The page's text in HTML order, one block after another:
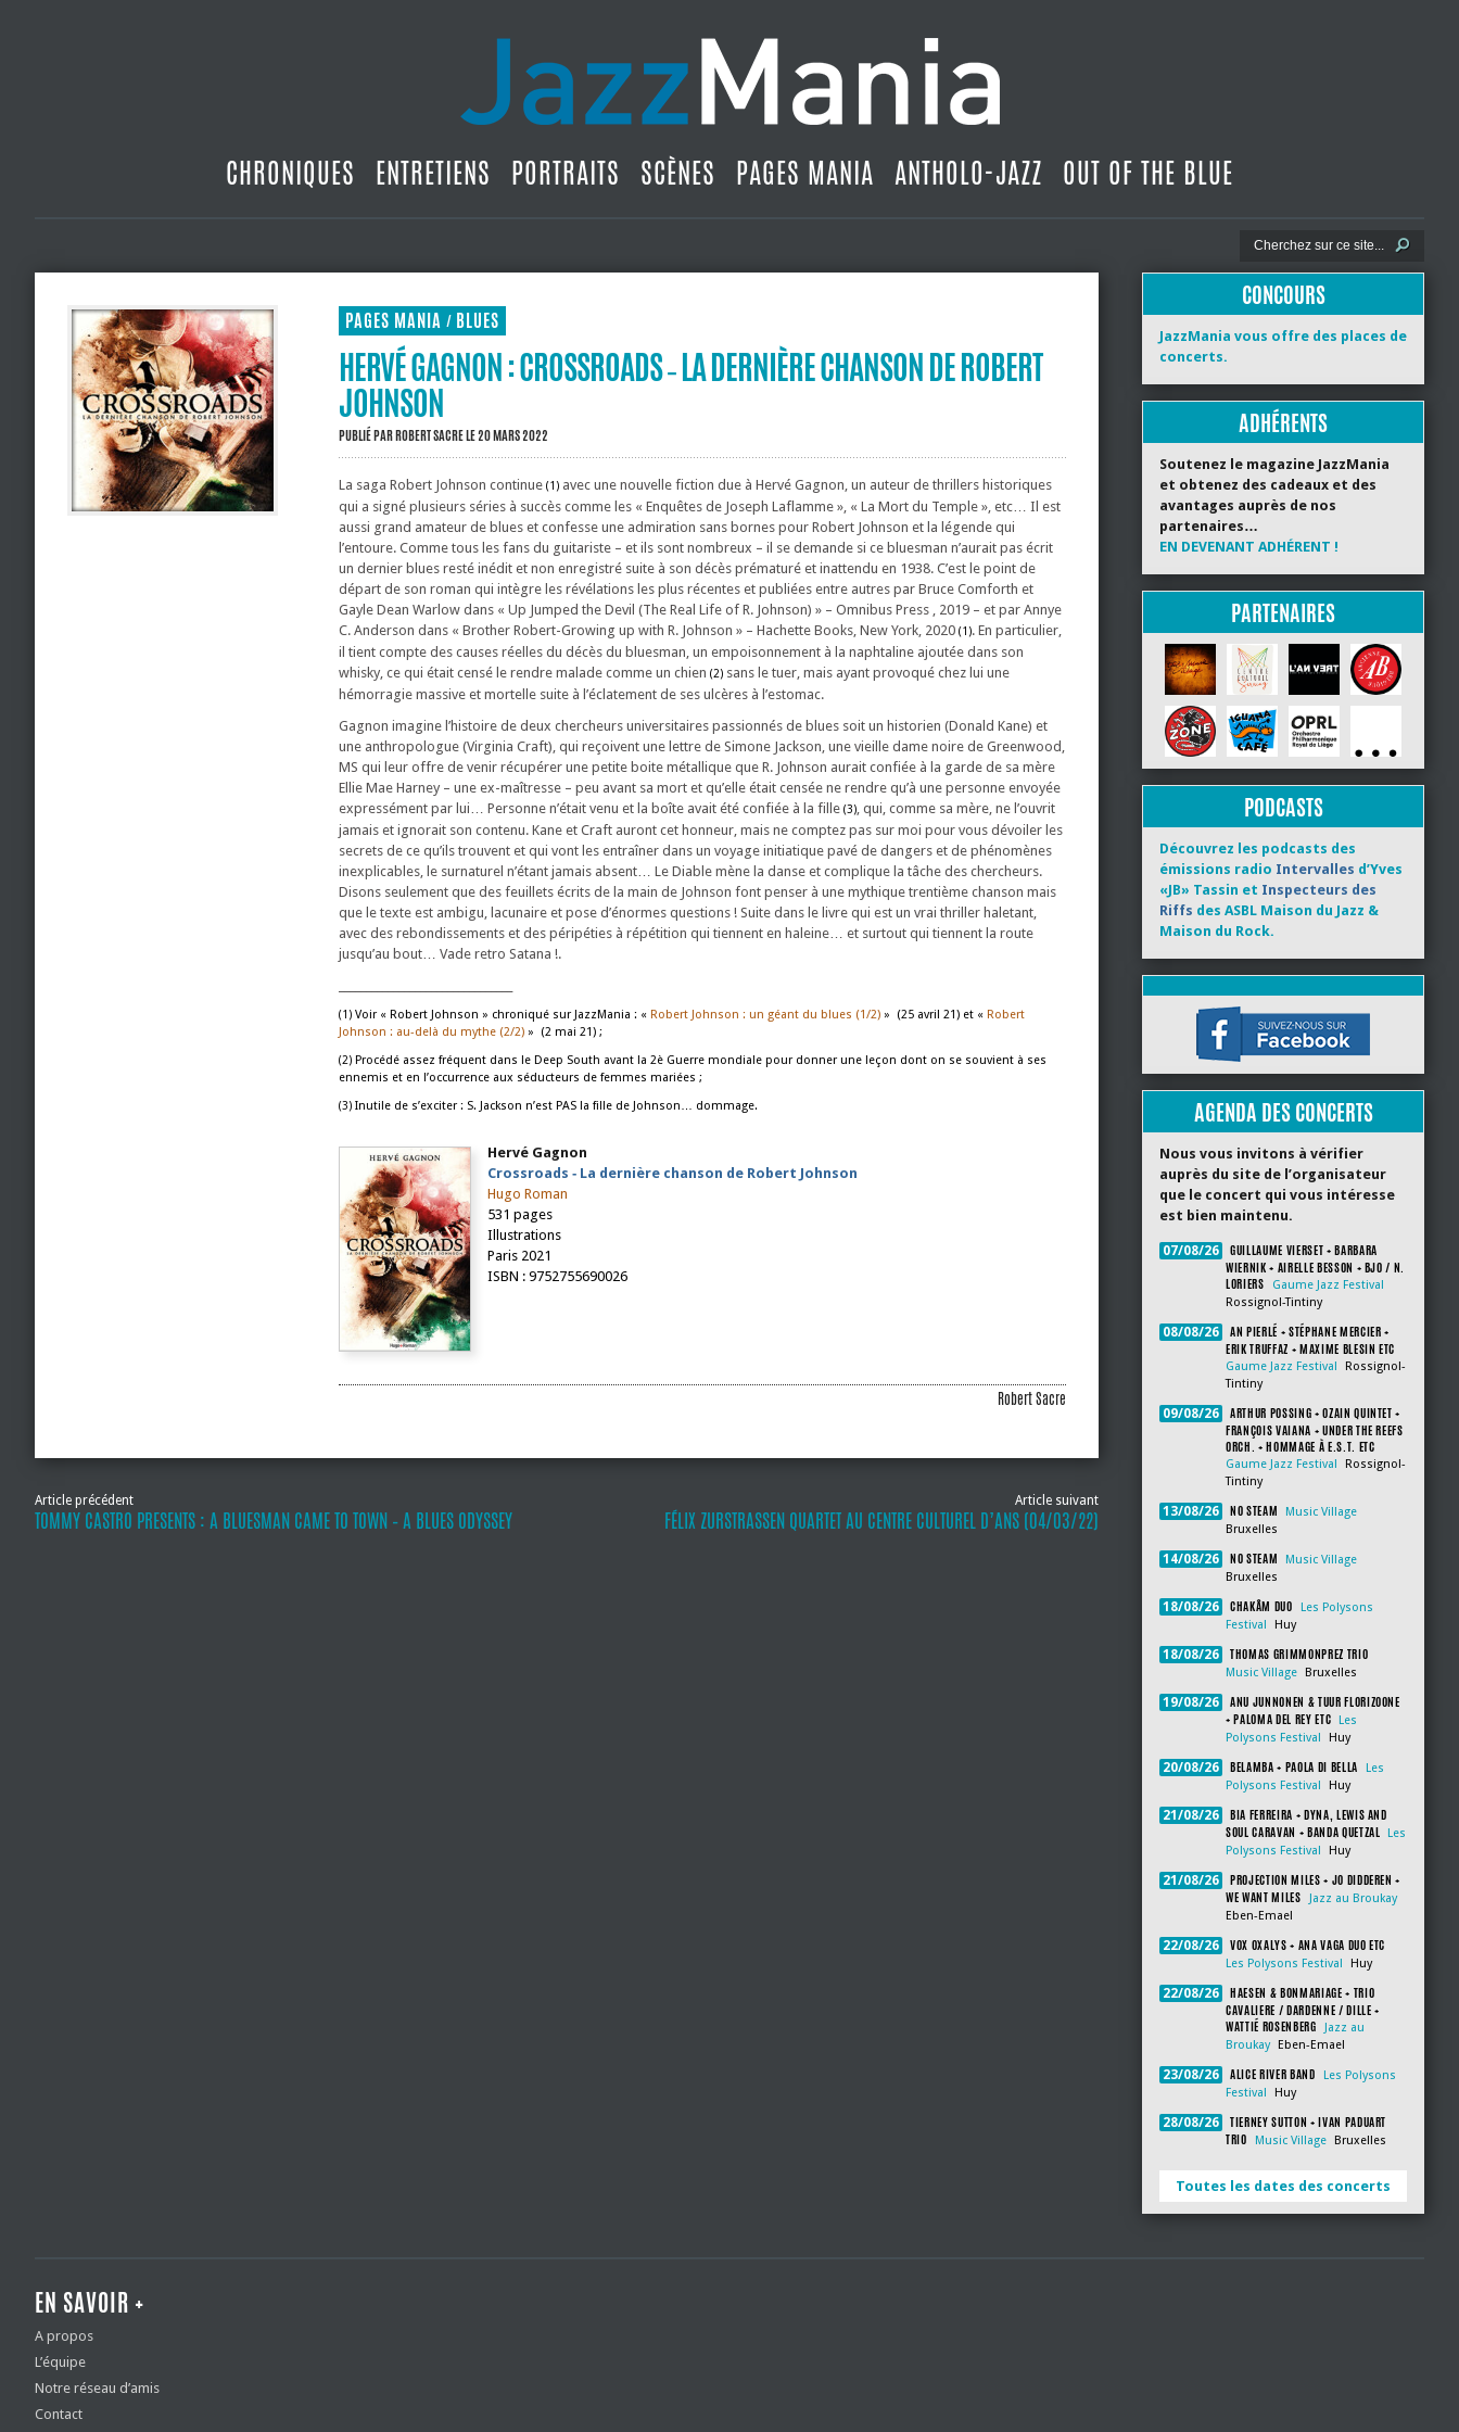
CHRONIQUES ENTRETIENS PORTRAITS SCÈNES PAGES MANIA ANTHOLO-JAZZ OUT OF THE BLUE
PAGES MANIA / BLUES
HERVÉ GAGNON : CROSSROADS ‐ LA DERNIÈRE CHANSON DE ROBERT
JOHNSON
PUBLIÉ PARROBERT SACRELE 20 MARS 2022
La saga Robert Johnson continue (1) avec une nouvelle fiction due à Hervé Gagnon, un auteur de thrillers historiques
qui a signé plusieurs séries à succès comme les « Enquêtes de Joseph Laflamme », « La Mort du Temple », etc… Il est
aussi grand amateur de blues et confesse une admiration sans bornes pour Robert Johnson et la légende qui
l’entoure. Comme tous les fans du guitariste – et ils sont nombreux – il se demande si ce bluesman n’aurait pas écrit
un dernier blues resté inédit et non enregistré suite à son décès prématuré et inattendu en 1938. C’est le point de
départ de son roman qui intègre les révélations les plus récentes et publiées entre autres par Bruce Comforth et
Gayle Dean Warlow dans « Up Jumped the Devil (The Real Life of R. Johnson) » – Omnibus Press , 2019 – et par Annye
C. Anderson dans « Brother Robert-Growing up with R. Johnson » – Hachette Books, New York, 2020 (1). En particulier,
il tient compte des causes réelles du décès du bluesman, un empoisonnement à la naphtaline ajoutée dans son
whisky, ce qui était censé le rendre malade comme un chien (2) sans le tuer, mais ayant provoqué chez lui une
hémorragie massive et mortelle suite à l’éclatement de ses ulcères à l’estomac.
Gagnon imagine l’histoire de deux chercheurs universitaires passionnés de blues soit un historien (Donald Kane) et
une anthropologue (Virginia Craft), qui reçoivent une lettre de Simone Jackson, une vieille dame noire de Greenwood,
MS qui leur offre de venir récupérer une petite boite métallique que R. Johnson aurait confiée à la garde de sa mère
Ellie Mae Harney – une ex-maîtresse – peu avant sa mort et qu’elle était censée ne rendre qu’à une personne envoyée
expressément par lui… Personne n’était venu et la boîte avait été confiée à la fille (3), qui, comme sa mère, ne l’ouvrit
jamais et ignorait son contenu. Kane et Craft auront cet honneur, mais ne comptez pas sur moi pour vous dévoiler les
secrets de ce qu’ils trouvent et qui vont les entraîner dans un voyage initiatique pavé de dangers et de phénomènes
inexplicables, le surnaturel n’étant jamais absent… Le Diable mène la danse et complique la tâche des chercheurs.
Disons seulement que des feuillets écrits de la main de Johnson font penser à une mythique trentième chanson mais
que le texte est ambigu, lacunaire et pose d’énormes questions ! Suite dans le livre qui est un vrai thriller haletant,
avec des rebondissements et des péripéties à répétition qui tiennent en haleine… et surtout qui tiennent la route
jusqu’au bout… Vade retro Satana !.
(1) Voir « Robert Johnson » chroniqué sur JazzMania : « Robert Johnson : un géant du blues (1/2) » (25 avril 21) et « Robert
Johnson : au-delà du mythe (2/2) » (2 mai 21) ;
(2) Procédé assez fréquent dans le Deep South avant la 2è Guerre mondiale pour donner une leçon dont on se souvient à ses
ennemis et en l’occurrence aux séducteurs de femmes mariées ;
(3) Inutile de s’exciter : S. Jackson n’est PAS la fille de Johnson… dommage.
Hervé Gagnon
Crossroads ‐ La dernière chanson de Robert Johnson
Hugo Roman
531 pages
Illustrations
Paris 2021
ISBN : 9752755690026
Robert Sacre
Article précédent
TOMMY CASTRO PRESENTS : A BLUESMAN CAME TO TOWN – A BLUES ODYSSEY
Article suivant
FÉLIX ZURSTRASSEN QUARTET AU CENTRE CULTUREL D’ANS (04/03/22)
CONCOURS
JazzMania vous offre des places de
concerts.
ADHÉRENTS
Soutenez le magazine JazzMania
et obtenez des cadeaux et des
avantages auprès de nos
partenaires…
EN DEVENANT ADHÉRENT !
PARTENAIRES
PODCASTS
Découvrez les podcasts des
émissions radio Intervalles d’Yves
«JB» Tassin et Inspecteurs des
Riffs des ASBL Maison du Jazz &
Maison du Rock.
AGENDA DES CONCERTS
Nous vous invitons à vérifier
auprès du site de l’organisateur
que le concert qui vous intéresse
est bien maintenu.
07/08/26
GUILLAUME VIERSET + BARBARA
WIERNIK + AIRELLE BESSON + BJO / N.
LORIERS
Gaume Jazz Festival
Rossignol-Tintiny
08/08/26
AN PIERLÉ + STÉPHANE MERCIER +
ERIK TRUFFAZ + MAXIME BLESIN ETC
Gaume Jazz Festival
Rossignol-
Tintiny
09/08/26
ARTHUR POSSING + OZAIN QUINTET +
FRANÇOIS VAIANA + UNDER THE REEFS
ORCH. + HOMMAGE À E.S.T. ETC
Gaume Jazz Festival
Rossignol-
Tintiny
13/08/26 NO STEAM
Music Village
Bruxelles
14/08/26 NO STEAM
Music Village
Bruxelles
18/08/26 CHAKÂM DUO
Les Polysons
Festival
Huy
18/08/26 THOMAS GRIMMONPREZ TRIO
Music Village Bruxelles
19/08/26
ANU JUNNONEN & TUUR FLORIZOONE
+ PALOMA DEL REY ETC
Les
Polysons Festival
Huy
20/08/26 BELAMBA + PAOLA DI BELLA
Les
Polysons Festival
Huy
21/08/26
BIA FERREIRA + DYNA, LEWIS AND
SOUL CARAVAN + BANDA QUETZAL
Les
Polysons Festival
Huy
21/08/26
PROJECTION MILES + JO DIDDEREN +
WE WANT MILES
Jazz au Broukay
Eben-Emael
22/08/26 VOX OXALYS + ANA VAGA DUO ETC
Les Polysons Festival Huy
22/08/26
HAESEN & BONMARIAGE + TRIO
CAVALIERE / DARDENNE / DILLE +
WATTIÉ ROSENBERG
Jazz au
Broukay
Eben-Emael
23/08/26 ALICE RIVER BAND
Les Polysons
Festival
Huy
28/08/26
TIERNEY SUTTON + IVAN PADUART
TRIO
Music Village Bruxelles
Toutes les dates des concerts
EN SAVOIR +
A propos
L’équipe
Notre réseau d’amis
Contact